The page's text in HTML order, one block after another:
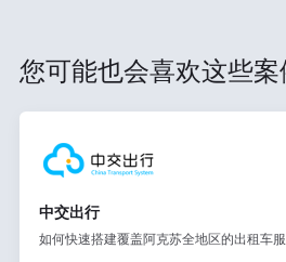
您可能也会喜欢这些案
中交出行
如何快速搭建覆盖阿克苏全地区的出租车